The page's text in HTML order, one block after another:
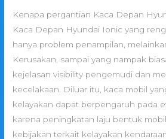
Kenapa pergantian Kaca Depan
Kaca Depan Hyundai Ionic yang
hanya problem penampilan,
Kerusakan, sampai yang nampak
kejelasan visibility pengemudi dan
kecelakaan. Diluar itu, kaca mobil
kelayakan dapat berpengaruh pada
karena peningkatan laju bentuk
kebijakan terkait kelayakan